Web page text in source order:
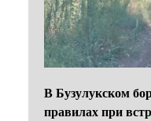
В Бузулукском
правилах при